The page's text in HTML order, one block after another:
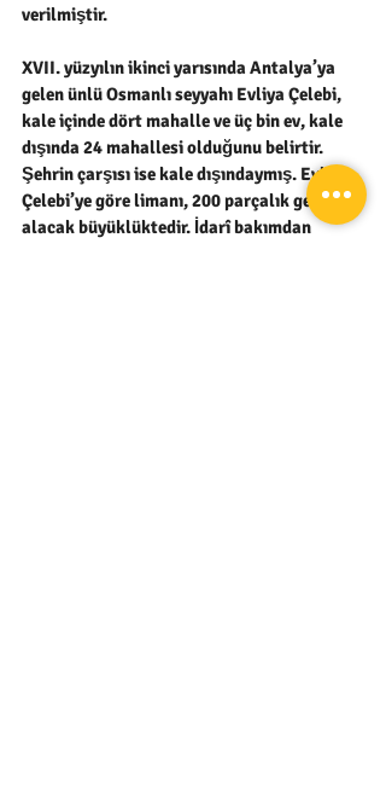
verilmiştir.
XVII. yüzyılın ikinci yarısında Antalya’ya
gelen ünlü Osmanlı seyyahı Evliya Çelebi,
kale içinde dört mahalle ve üç bin ev, kale
dışında 24 mahallesi olduğunu belirtir.
Şehrin çarşısı ise kale dışındaymış. Evliya
Çelebi’ye göre limanı, 200 parçalık gemi
alacak büyüklüktedir. İdarî bakımdan